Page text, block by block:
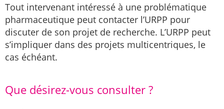
Tout intervenant intéressé à une problématique
pharmaceutique peut contacter l’URPP pour
discuter de son projet de recherche. L’URPP peut
s’impliquer dans des projets multicentriques, le
cas échéant.
Que désirez-vous consulter ?